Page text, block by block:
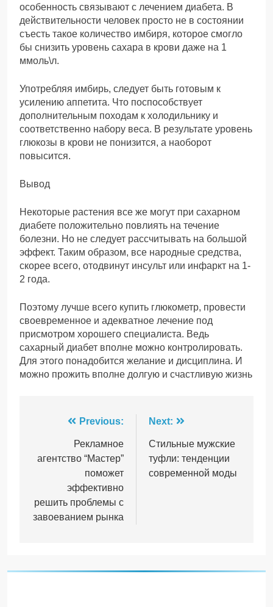
особенность связывают с лечением диабета. В
действительности человек просто не в состоянии
съесть такое количество имбиря, которое смогло
бы снизить уровень сахара в крови даже на 1
ммоль\л.
Употребляя имбирь, следует быть готовым к
усилению аппетита. Что поспособствует
дополнительным походам к холодильнику и
соответственно набору веса. В результате уровень
глюкозы в крови не понизится, а наоборот
повысится.
Вывод
Некоторые растения все же могут при сахарном
диабете положительно повлиять на течение
болезни. Но не следует рассчитывать на большой
эффект. Таким образом, все народные средства,
скорее всего, отодвинут инсульт или инфаркт на 1-
2 года.
Поэтому лучше всего купить глюкометр, провести
своевременное и адекватное лечение под
присмотром хорошего специалиста. Ведь
сахарный диабет вполне можно контролировать.
Для этого понадобится желание и дисциплина. И
можно прожить вполне долгую и счастливую жизнь
Навігація
записів
Previous:
Рекламное
агентство “Мастер”
поможет
эффективно
решить проблемы с
завоеванием рынка
Next:
Стильные мужские
туфли: тенденции
современной моды